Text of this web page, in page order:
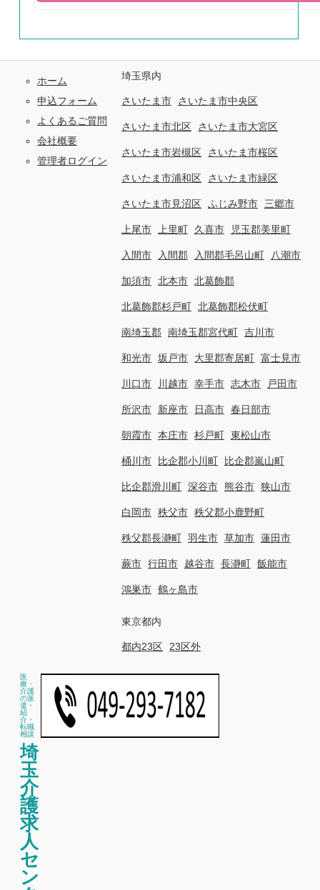
ホーム
申込フォーム
よくあるご質問
会社概要
管理者ログイン
埼玉県内
さいたま市 さいたま市中央区
さいたま市北区 さいたま市大宮区
さいたま市岩槻区 さいたま市桜区
さいたま市浦和区 さいたま市緑区
さいたま市見沼区 ふじみ野市 三郷市
上尾市 上里町 久喜市 児玉郡美里町
入間市 入間郡 入間郡毛呂山町 八潮市
加須市 北本市 北葛飾郡
北葛飾郡杉戸町 北葛飾郡松伏町
南埼玉郡 南埼玉郡宮代町 吉川市
和光市 坂戸市 大里郡寄居町 富士見市
川口市 川越市 幸手市 志木市 戸田市
所沢市 新座市 日高市 春日部市
朝霞市 本庄市 杉戸町 東松山市
桶川市 比企郡小川町 比企郡嵐山町
比企郡滑川町 深谷市 熊谷市 狭山市
白岡市 秩父市 秩父郡小鹿野町
秩父郡長瀞町 羽生市 草加市 蓮田市
蕨市 行田市 越谷市 長瀞町 飯能市
鴻巣市 鶴ヶ島市
東京都内
都内23区 23区外
医
療・
介護
の派
遣・
紹
介・
転職
相談
埼
玉
介
護
求
人
セ
ン